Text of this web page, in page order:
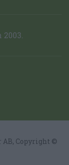
AB, Copyright ©